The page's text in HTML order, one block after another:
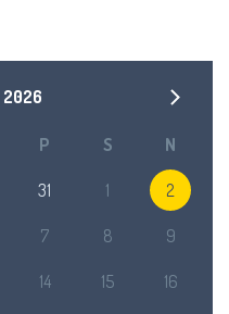
2026
P S N
31 1 2
7 8 9
14 15 16